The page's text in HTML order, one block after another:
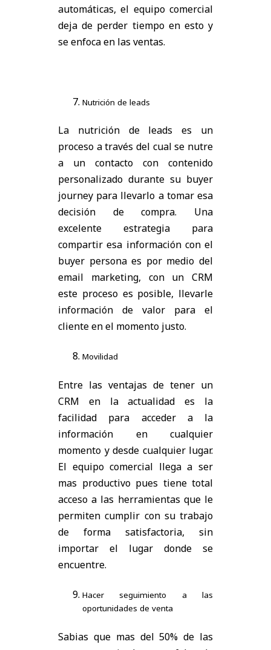
automáticas, el equipo comercial
deja de perder tiempo en esto y
se enfoca en las ventas.
Nutrición de leads
La nutrición de leads es un
proceso a través del cual se nutre
a un contacto con contenido
personalizado durante su buyer
journey para llevarlo a tomar esa
decisión de compra. Una
excelente estrategia para
compartir esa información con el
buyer persona es por medio del
email marketing, con un CRM
este proceso es posible, llevarle
información de valor para el
cliente en el momento justo.
Movilidad
Entre las ventajas de tener un
CRM en la actualidad es la
facilidad para acceder a la
información en cualquier
momento y desde cualquier lugar.
El equipo comercial llega a ser
mas productivo pues tiene total
acceso a las herramientas que le
permiten cumplir con su trabajo
de forma satisfactoria, sin
importar el lugar donde se
encuentre.
Hacer seguimiento a las
oportunidades de venta
Sabias que mas del 50% de las